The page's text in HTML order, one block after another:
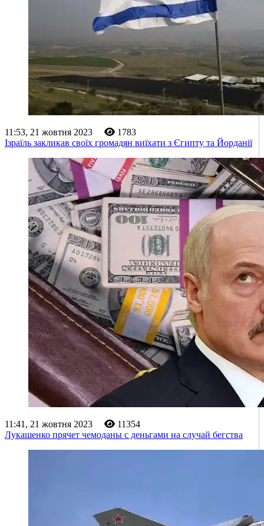
11:53, 21 жовтня 2023
1783
Ізраїль закликав своїх громадян виїхати з Єгипту та Йорданії
11:41, 21 жовтня 2023
11354
Лукашенко прячет чемоданы с деньгами на случай бегства